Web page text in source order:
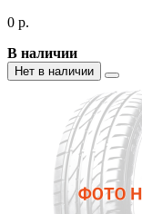
0 р.
В наличии
Нет в наличии